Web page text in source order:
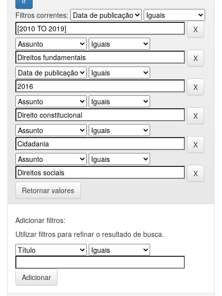
Filtros correntes:
Retornar valores
Adicionar filtros:
Utilizar filtros para refinar o resultado de busca.